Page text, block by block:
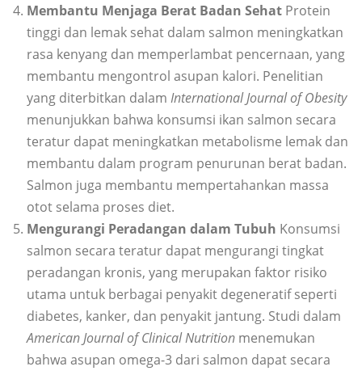
Membantu Menjaga Berat Badan Sehat Protein
tinggi dan lemak sehat dalam salmon meningkatkan
rasa kenyang dan memperlambat pencernaan, yang
membantu mengontrol asupan kalori. Penelitian
yang diterbitkan dalam International Journal of Obesity
menunjukkan bahwa konsumsi ikan salmon secara
teratur dapat meningkatkan metabolisme lemak dan
membantu dalam program penurunan berat badan.
Salmon juga membantu mempertahankan massa
otot selama proses diet.
Mengurangi Peradangan dalam Tubuh Konsumsi
salmon secara teratur dapat mengurangi tingkat
peradangan kronis, yang merupakan faktor risiko
utama untuk berbagai penyakit degeneratif seperti
diabetes, kanker, dan penyakit jantung. Studi dalam
American Journal of Clinical Nutrition menemukan
bahwa asupan omega-3 dari salmon dapat secara